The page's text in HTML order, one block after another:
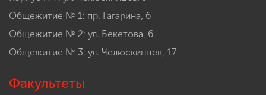
Общежитие № 1: пр. Гагарина, 6
Общежитие № 2: ул. Бекетова, 6
Общежитие № 3: ул. Челюскинцев, 17
Факультеты